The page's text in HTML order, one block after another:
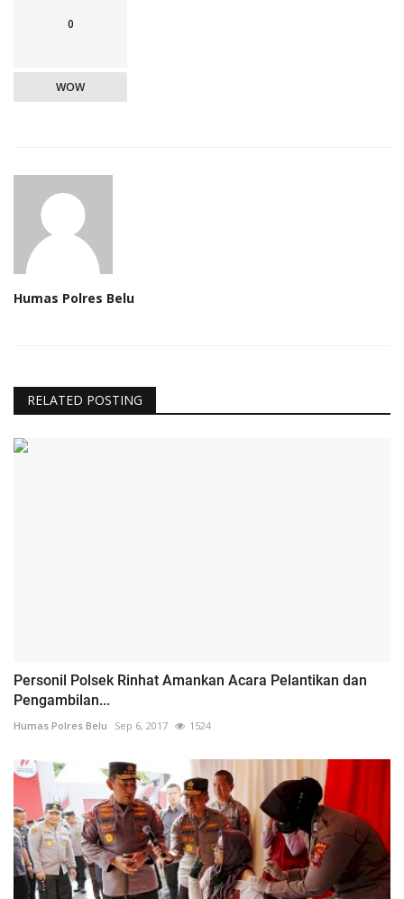
0
WOW
Humas Polres Belu
RELATED POSTING
Personil Polsek Rinhat Amankan Acara Pelantikan dan
Pengambilan...
Humas Polres Belu Sep 6, 2017 1524